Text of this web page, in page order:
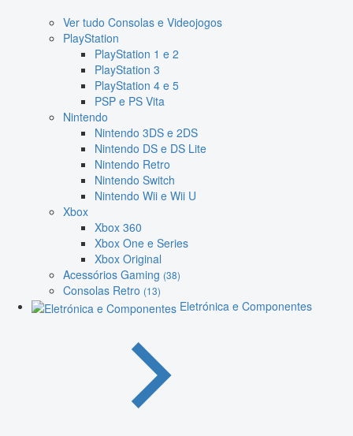
Ver tudo Consolas e Videojogos
PlayStation
PlayStation 1 e 2
PlayStation 3
PlayStation 4 e 5
PSP e PS Vita
Nintendo
Nintendo 3DS e 2DS
Nintendo DS e DS Lite
Nintendo Retro
Nintendo Switch
Nintendo Wii e Wii U
Xbox
Xbox 360
Xbox One e Series
Xbox Original
Acessórios Gaming (38)
Consolas Retro (13)
Eletrónica e Componentes